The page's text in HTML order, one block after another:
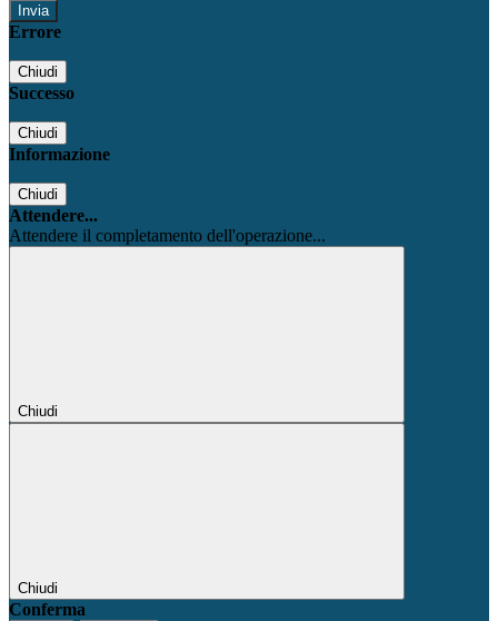
Errore
Chiudi
Successo
Chiudi
Informazione
Chiudi
Attendere...
Attendere il completamento dell'operazione...
Chiudi
Chiudi
Conferma